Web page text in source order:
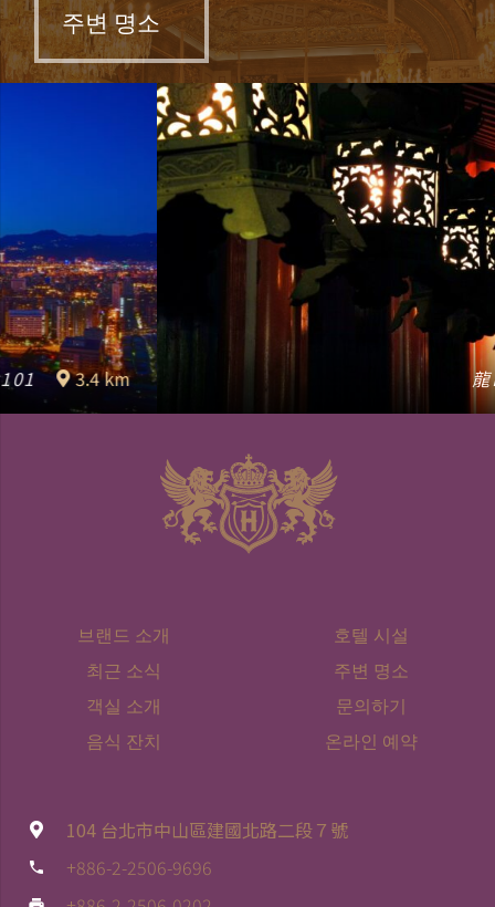
주변 명소
3.9 km
브랜드 소개
최근 소식
객실 소개
음식 잔치
호텔 시설
주변 명소
문의하기
온라인 예약
104 台北市中山區建國北路二段７號
phone +886-2-2506-9696